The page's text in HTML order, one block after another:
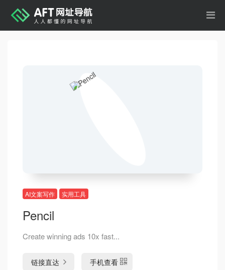
AI文案写作 实用工具
Pencil
Create winning ads 10x fast...
链接直达 手机查看